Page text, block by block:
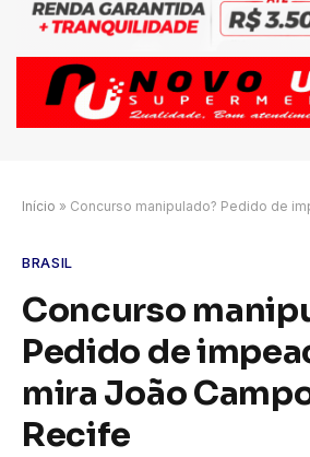
Início » Concurso manipulado? Pedido de impeachment
BRASIL
Concurso
Pedido de
mira João
Recife